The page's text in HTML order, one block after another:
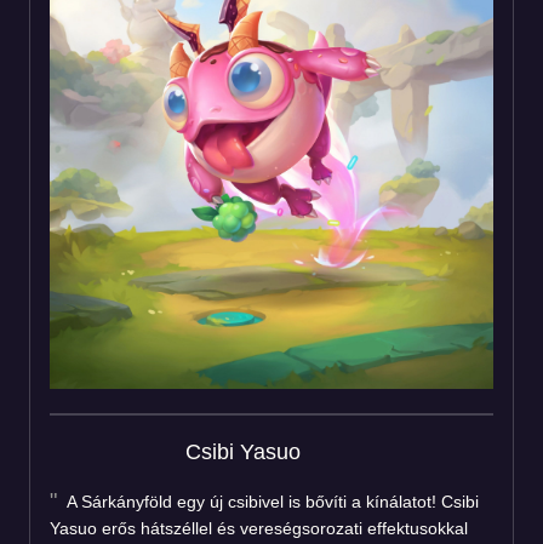
Csibi Yasuo
A Sárkányföld egy új csibivel is bővíti a kínálatot! Csibi
Yasuo erős hátszéllel és vereségsorozati effektusokkal